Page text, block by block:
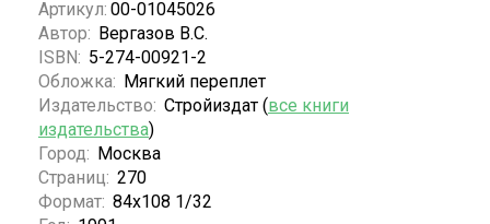
Артикул: 00-01045026
Автор: Вергазов В.С.
ISBN: 5-274-00921-2
Обложка: Мягкий переплет
Издательство: Стройиздат (все книги
издательства)
Город: Москва
Страниц: 270
Формат: 84х108 1/32